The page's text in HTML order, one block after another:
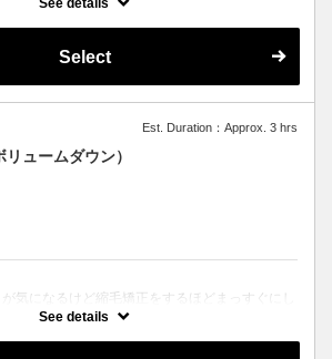
相談させて頂きます。
ング料金を頂戴いたします。
See details
Select
Est. Duration：Approx. 3 hrs
ュームダウン）
気になるけど縮毛矯正をするほどまっすぐにし
薬を使って手触りをよくするトリートメントで
See details